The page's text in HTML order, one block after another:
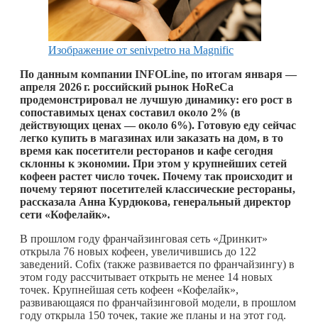
Изображение от senivpetro на Magnific
По данным компании INFOLine, по итогам января —
апреля 2026 г. российский рынок HoReCa
продемонстрировал не лучшую динамику: его рост в
сопоставимых ценах составил около 2% (в
действующих ценах — около 6%). Готовую еду сейчас
легко купить в магазинах или заказать на дом, в то
время как посетители ресторанов и кафе сегодня
склонны к экономии. При этом у крупнейших сетей
кофеен растет число точек. Почему так происходит и
почему теряют посетителей классические рестораны,
рассказала Анна Курдюкова, генеральный директор
сети «Кофелайк».
В прошлом году франчайзинговая сеть «Дринкит»
открыла 76 новых кофеен, увеличившись до 122
заведений. Сofix (также развивается по франчайзингу) в
этом году рассчитывает открыть не менее 14 новых
точек. Крупнейшая сеть кофеен «Кофелайк»,
развивающаяся по франчайзинговой модели, в прошлом
году открыла 150 точек, такие же планы и на этот год.